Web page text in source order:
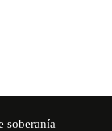
soberanía